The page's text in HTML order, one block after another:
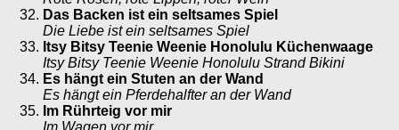
Das Backen ist ein seltsames Spiel
Die Liebe ist ein seltsames Spiel
Itsy Bitsy Teenie Weenie Honolulu Küchenwaage
Itsy Bitsy Teenie Weenie Honolulu Strand Bikini
Es hängt ein Stuten an der Wand
Es hängt ein Pferdehalfter an der Wand
Im Rührteig vor mir
Im Wagen vor mir